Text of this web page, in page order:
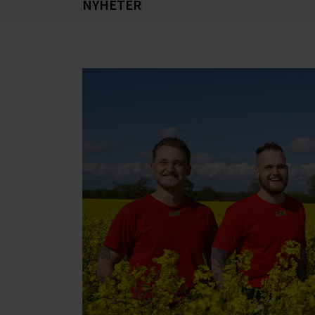
NYHETER